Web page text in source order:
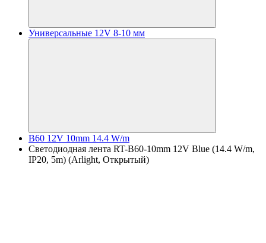
Универсальные 12V 8-10 мм
B60 12V 10mm 14.4 W/m
Светодиодная лента RT-B60-10mm 12V Blue (14.4 W/m,
IP20, 5m) (Arlight, Открытый)